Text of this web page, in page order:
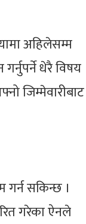
अहिलेसम्म
धेरै विषय
जिम्मेवारीबाट
गर्न सकिन्छ ।
गरेका ऐनले